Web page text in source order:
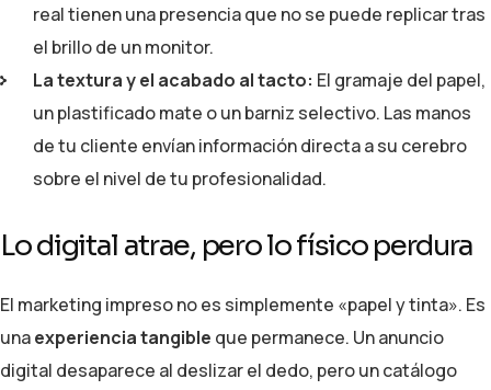
real tienen una presencia que no se puede replicar tras
el brillo de un monitor.
La textura y el acabado al tacto: El gramaje del papel,
un plastificado mate o un barniz selectivo. Las manos
de tu cliente envían información directa a su cerebro
sobre el nivel de tu profesionalidad.
Lo digital atrae, pero lo físico perdura
El marketing impreso no es simplemente «papel y tinta». Es
unaexperiencia tangible que permanece. Un anuncio
digital desaparece al deslizar el dedo, pero un catálogo